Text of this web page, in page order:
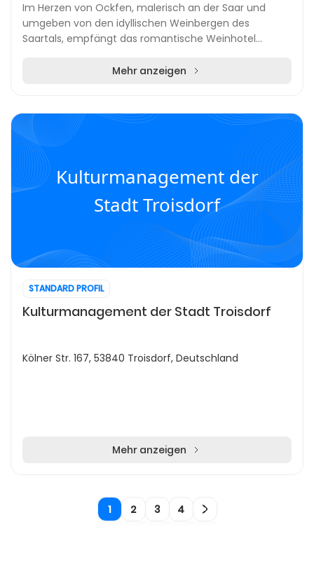
Im Herzen von Ockfen, malerisch an der Saar und
umgeben von den idyllischen Weinbergen des
Saartals, empfängt das romantische Weinhotel
traditionsreiche Haus,...Mehr anzeigen
Kulturmanagement der
Stadt Troisdorf
STANDARD PROFIL
Kulturmanagement der Stadt Troisdorf
Kölner Str. 167, 53840 Troisdorf, Deutschland
Mehr anzeigen
1 2 3 4